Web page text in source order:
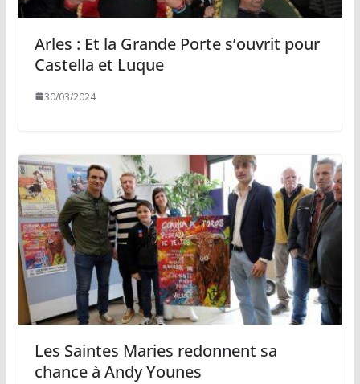
Arles : Et la Grande Porte s’ouvrit pour
Castella et Luque
30/03/2024
Les Saintes Maries redonnent sa
chance à Andy Younes